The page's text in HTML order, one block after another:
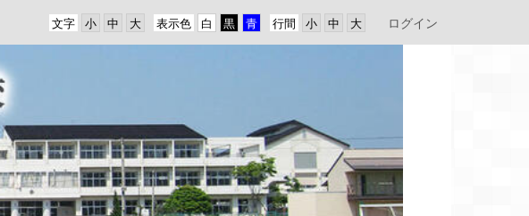
行間
表示色
文字 ログイン